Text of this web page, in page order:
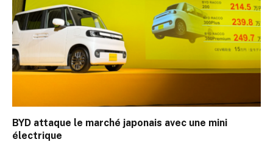
BYD attaque le marché japonais avec une mini
électrique